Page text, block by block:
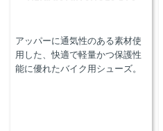
アッパーに通気性のある素材使
用した、快適で軽量かつ保護性
能に優れたバイク用シューズ。